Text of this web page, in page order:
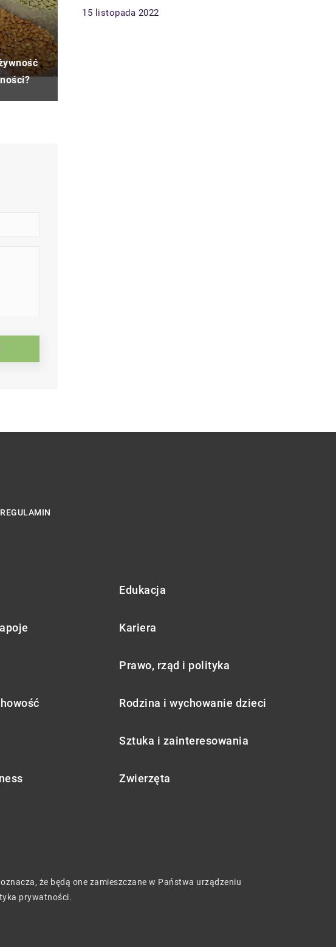
15 listopada 2022
REGULAMIN
Edukacja
Kariera
Prawo, rząd i polityka
Rodzina i wychowanie dzieci
Sztuka i zainteresowania
Zwierzęta
że będą one zamieszczane w Państwa urządzeniu
prywatności.